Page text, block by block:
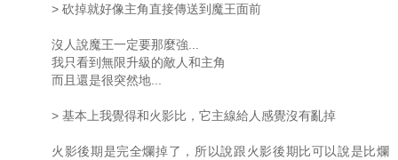
> 砍掉就好像主角直接傳送到魔王面前
沒人說魔王一定要那麼強...
我只看到無限升級的敵人和主角
而且還是很突然地...
> 基本上我覺得和火影比，它主線給人感覺沒有亂掉
火影後期是完全爛掉了，所以說跟火影後期比可以說是比爛